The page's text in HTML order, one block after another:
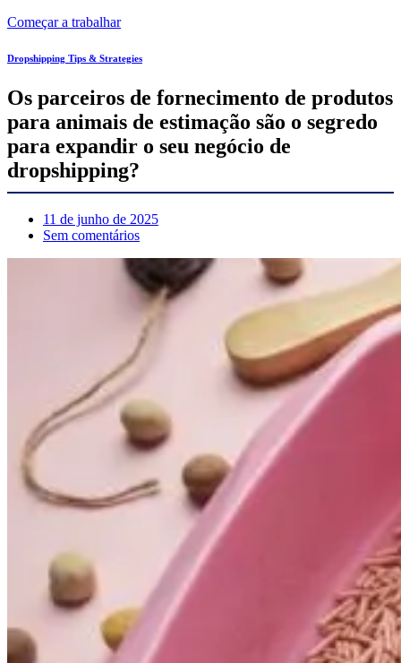
Começar a trabalhar
Dropshipping Tips & Strategies
Os parceiros de fornecimento de produtos
para animais de estimação são o segredo
para expandir o seu negócio de
dropshipping?
11 de junho de 2025
Sem comentários